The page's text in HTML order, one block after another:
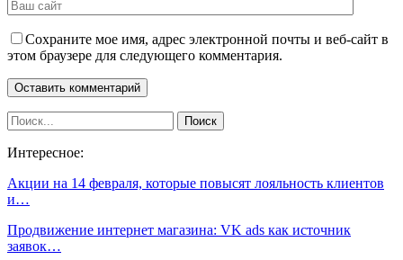
Сохраните мое имя, адрес электронной почты и веб-сайт в
этом браузере для следующего комментария.
Интересное:
Акции на 14 февраля, которые повысят лояльность клиентов
и…
Продвижение интернет магазина: VK ads как источник
заявок…